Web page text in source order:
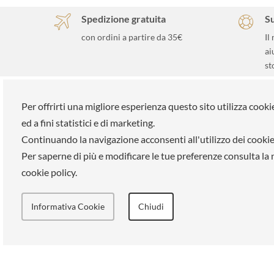
Spedizione gratuita
con ordini a partire da 35€
Il
ELLE SPA
Tutti i brand
Prenota un appuntamento
Fidelity card
Area riservata
Su di noi
Lavora
Per offrirti una migliore esperienza questo sito utilizza
ed a fini statistici e di marketing.
Continuando la navigazione acconsenti all'utilizzo dei
Per saperne di più e modificare le tue preferenze consulta la
cookie policy.
Informativa Cookie Chiudi